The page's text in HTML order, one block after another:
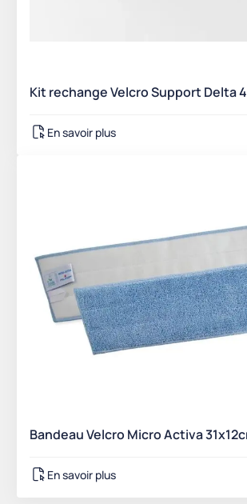
Kit rechange Velcro Support Delta
En savoir plus
Bandeau Velcro Micro Activa
En savoir plus